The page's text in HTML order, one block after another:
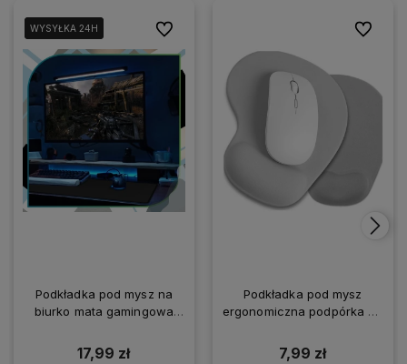
WYSYŁKA 24H
WYSYŁKA 24H
Podkładka pod mysz na
biurko mata gamingowa
17,99 zł
Do ulubionych
Podkładka pod mysz
ergonomiczna podpórka na
antypoślizgowa
7,99 zł
Do